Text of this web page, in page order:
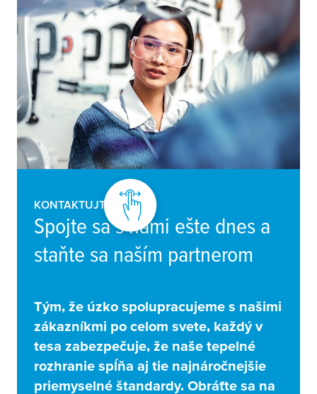
KONTAKTUJTE NÁS
Spojte sa s nami ešte dnes a
staňte sa naším partnerom
Tým, že úzko spolupracujeme s našimi
zákazníkmi po celom svete, každý v
tesa zabezpečuje, že naše tepelné
rozhranie spĺňa aj tie najnáročnejšie
priemyselné štandardy. Obráťte sa na